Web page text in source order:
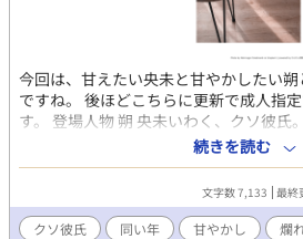
今回は、甘えたい央未と甘やかしたい
ですね。 後ほどこちらに更新で成人指
す。 登場人物 朔 央未いわく、クソ彼氏
かに受け流してしまう。 風のような青
とい。 とりあえず央未の顔は無条件に
人。 実は小学生くらいからの知り合い
ず、彼氏を 束縛しちゃう系。 元は、人
続きを読む
文字数 7,133 最終
クソ彼氏 同い年 甘やかし 爛